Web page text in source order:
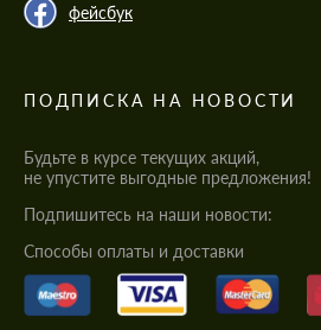
фейсбук
ПОДПИСКА НА НОВОСТИ
Будьте в курсе текущих акций,
не упустите выгодные предложения!
Подпишитесь на наши новости:
Cпособы оплаты и доставки